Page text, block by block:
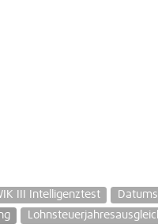
III Intelligenztest